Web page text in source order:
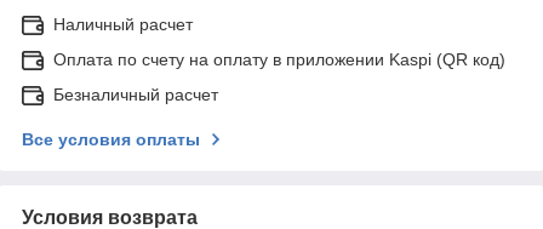
Наличный расчет
Оплата по счету на оплату в приложении Kaspi (QR код)
Безналичный расчет
Все условия оплаты
Условия возврата